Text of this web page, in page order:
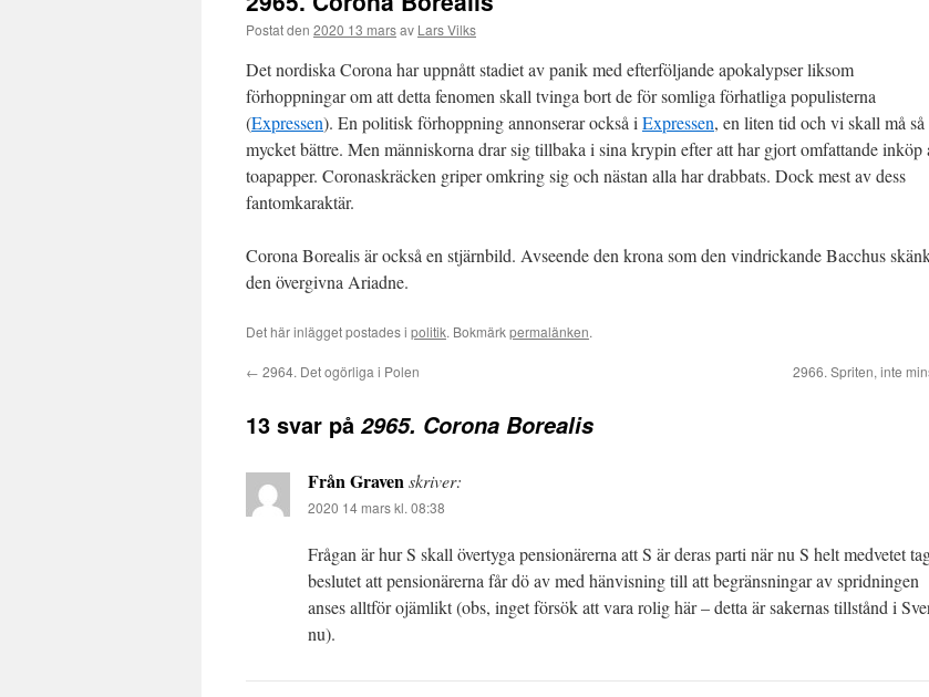
Postat den 2020 13 marsav Lars Vilks
Det nordiska Corona har uppnått stadiet av panik med efterföljande apokalypser liksom
förhoppningar om att detta fenomen skall tvinga bort de för somliga förhatliga populisterna
(Expressen). En politisk förhoppning annonserar också i Expressen, en liten tid och vi skall må så
mycket bättre. Men människorna drar sig tillbaka i sina krypin efter att har gjort omfattande inköp
toapapper. Coronaskräcken griper omkring sig och nästan alla har drabbats. Dock mest av dess
fantomkaraktär.
Corona Borealis är också en stjärnbild. Avseende den krona som den vindrickande Bacchus
den övergivna Ariadne.
Det här inlägget postades i politik. Bokmärkpermalänken.
← 2964. Det ogörliga i Polen 2966. Spriten, inte
13 svar på 2965. Corona Borealis
Från Gravenskriver:
2020 14 mars kl. 08:38
Frågan är hur S skall övertyga pensionärerna att S är deras parti när nu S helt medvetet
beslutet att pensionärerna får dö av med hänvisning till att begränsningar av spridningen
anses alltför ojämlikt (obs, inget försök att vara rolig här – detta är sakernas tillstånd i
nu).